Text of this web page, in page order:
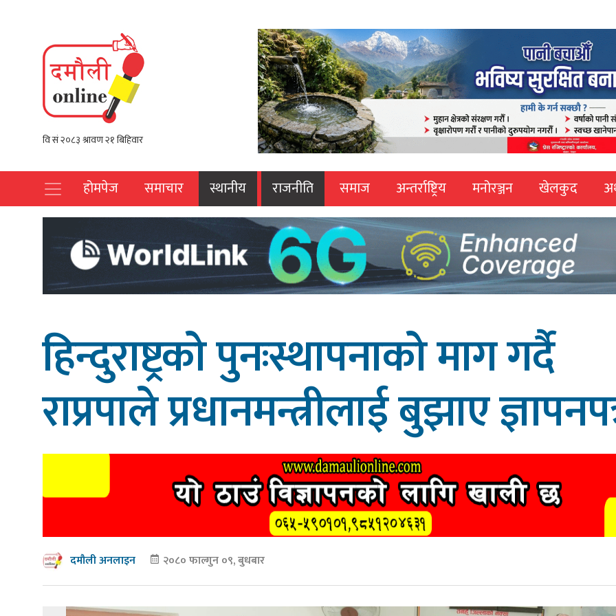
होमपेज समाचार स्थानीय राजनीति समाज अन्तर्राष्ट्रिय मनोरञ्जन खेलकुद
हिन्दुराष्ट्रको पुनःस्थापनाको माग गर्दै
राप्रपाले प्रधानमन्त्रीलाई बुझाए
दमौली अनलाइन २०८० फाल्गुन ०९, बुधबार